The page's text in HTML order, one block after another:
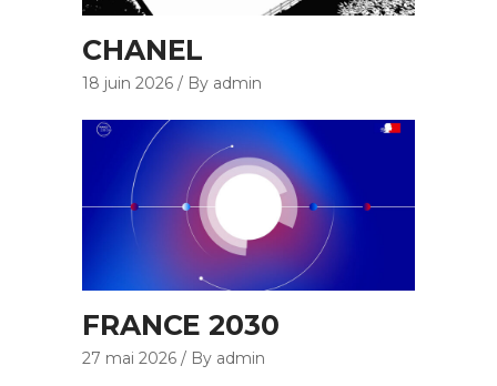
CHANEL
18 juin 2026 By admin
FRANCE 2030
27 mai 2026 By admin